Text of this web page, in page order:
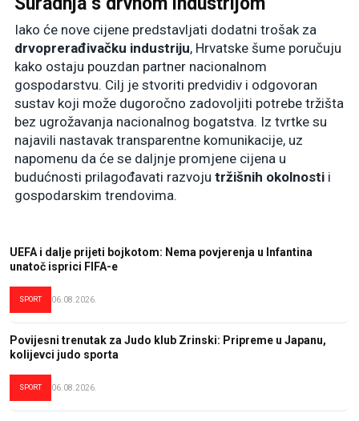
Iako će nove cijene predstavljati dodatni trošak za
drvoprerađivačku industriju, Hrvatske šume poručuju
kako ostaju pouzdan partner nacionalnom
gospodarstvu. Cilj je stvoriti predvidiv i odgovoran
sustav koji može dugoročno zadovoljiti potrebe tržišta
bez ugrožavanja nacionalnog bogatstva. Iz tvrtke su
najavili nastavak transparentne komunikacije, uz
napomenu da će se daljnje promjene cijena u
budućnosti prilagođavati razvoju tržišnih okolnosti i
gospodarskim trendovima.
UEFA i dalje prijeti bojkotom: Nema povjerenja u Infantina
unatoč isprici FIFA-e
SPORT 06.08.2026.
Povijesni trenutak za Judo klub Zrinski: Pripreme u Japanu,
kolijevci judo sporta
SPORT 06.08.2026.